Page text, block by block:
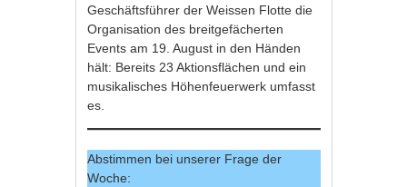
Geschäftsführer der Weissen Flotte die
Organisation des breitgefächerten
Events am 19. August in den Händen
hält: Bereits 23 Aktionsflächen und ein
musikalisches Höhenfeuerwerk umfasst
es.
Abstimmen bei unserer Frage der
Woche: